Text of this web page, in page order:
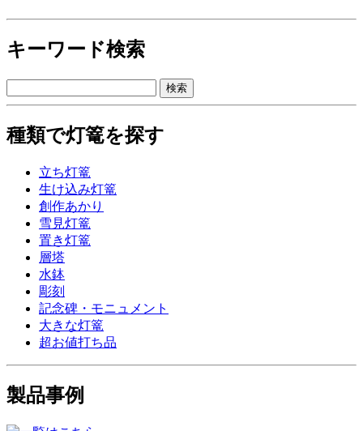
キーワード検索
種類で灯篭を探す
立ち灯篭
生け込み灯篭
創作あかり
雪見灯篭
置き灯篭
層塔
水鉢
彫刻
記念碑・モニュメント
大きな灯篭
超お値打ち品
製品事例